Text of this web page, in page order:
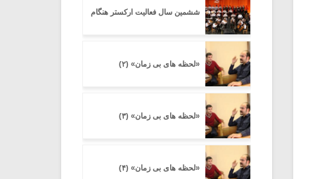
ششمین سال فعالیت ارکستر هنگام
«لحظه های بی زمان» (۲)
«لحظه های بی زمان» (۳)
«لحظه های بی زمان» (۴)